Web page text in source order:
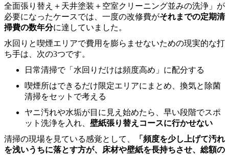
全面張り替え＋天井塗装＋空室クリーニング並みの洗浄」が
必要になったケースでは、一度の改修費がそれまでの定期清
掃費の数年分に達していました。
水回りと喫煙エリアで費用を膨らませないための現実的な打
ち手は、次の3つです。
日常清掃で「水回りだけは頻度高め」に配分する
喫煙所はできるだけ限定エリアにまとめ、換気と除菌
清掃をセットで考える
ヤニ汚れや水垢が目に見え始めたら、早い段階でスポ
ット洗浄を入れ、 壁紙張り替えコースに行かせない
清掃の現場を見ている感覚として、
「頻度を少し上げて汚れ
を浅いうちに落とす方が、床材や壁紙を長持ちさせ、総額の